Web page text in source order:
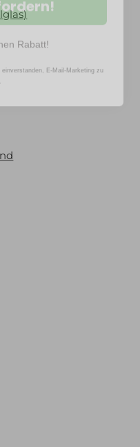
Rabatt!
E-Mail-Marketing zu